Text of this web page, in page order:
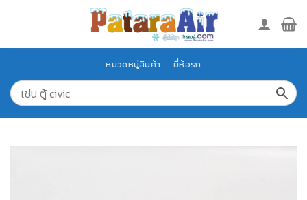
หมวดหมู่สินค้า ยี่ห้อรถ